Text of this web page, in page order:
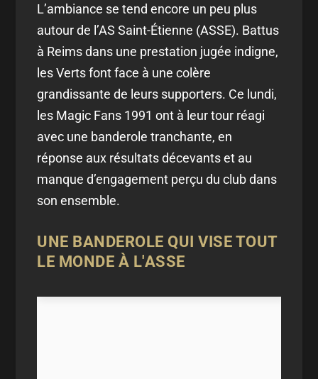
L’ambiance se tend encore un peu plus
autour de l’AS Saint-Étienne (ASSE). Battus
à Reims dans une prestation jugée indigne,
les Verts font face à une colère
grandissante de leurs supporters. Ce lundi,
les Magic Fans 1991 ont à leur tour réagi
avec une banderole tranchante, en
réponse aux résultats décevants et au
manque d’engagement perçu du club dans
son ensemble.
UNE BANDEROLE QUI VISE TOUT
LE MONDE À L'ASSE